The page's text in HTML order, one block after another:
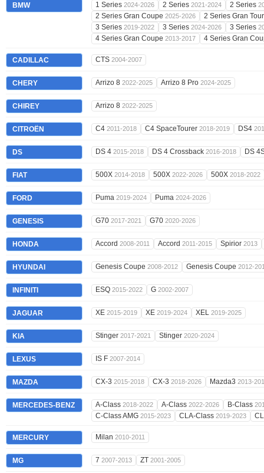
BMW 1 Series 2024-2026 2 Series 2021-2024 2 Series
2 Series Gran Coupe 2025-2026
2 Series Gran
3 Series 2019-2022 3 Series 2024-2026 3 Series
4 Series Gran Coupe 2013-2017 4 Series Gran
CADILLAC CTS 2004-2007
CHERY Arrizo 8 2022-2025 Arrizo 8 Pro 2024-2025
CHIREY Arrizo 8 2022-2025
CITROËN C4 2011-2018 C4 SpaceTourer 2018-2019 DS4
DS DS 4 2015-2018 DS 4 Crossback 2016-2018 DS
FIAT 500X 2014-2018 500X 2022-2026 500X 2018-2022
FORD Puma 2019-2024 Puma 2024-2026
GENESIS G70 2017-2021 G70 2020-2026
HONDA Accord 2008-2011 Accord 2011-2015 Spirior 2013
HYUNDAI Genesis Coupe 2008-2012 Genesis Coupe 2012-
INFINITI ESQ 2015-2022 G 2002-2007
JAGUAR XE 2015-2019 XE 2019-2024 XEL 2019-2025
KIA Stinger 2017-2021 Stinger 2020-2024
LEXUS IS F 2007-2014
MAZDA CX-3 2015-2018 CX-3 2018-2026 Mazda3 2013-
MERCEDES-BENZ A-Class 2018-2022 A-Class 2022-2026 B-Class
C-Class AMG 2015-2023 CLA-Class 2019-2023
MERCURY Milan 2010-2011
MG 7 2007-2013 ZT 2001-2005